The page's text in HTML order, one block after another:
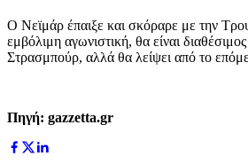
Ο Νεϊμάρ έπαιξε και σκόραρε με την
εμβόλιμη αγωνιστική, θα είναι διαθέσιμος
Στρασμπούρ, αλλά θα λείψει από το
Πηγή: gazzetta.gr